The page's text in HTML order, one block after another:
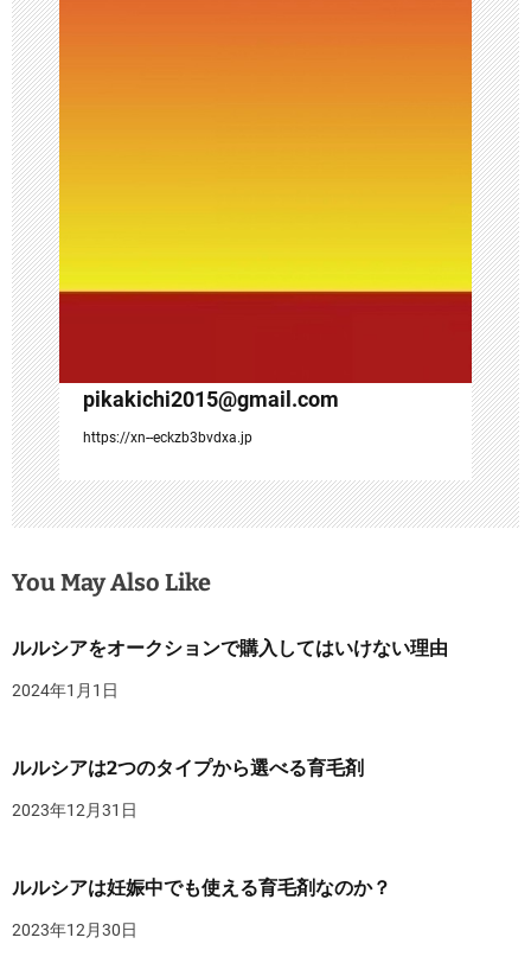
シ
ョ
ン
pikakichi2015@gmail.com
https://xn--eckzb3bvdxa.jp
You May Also Like
ルルシアをオークションで購入してはいけない理由
2024年1月1日
ルルシアは2つのタイプから選べる育毛剤
2023年12月31日
ルルシアは妊娠中でも使える育毛剤なのか？
2023年12月30日